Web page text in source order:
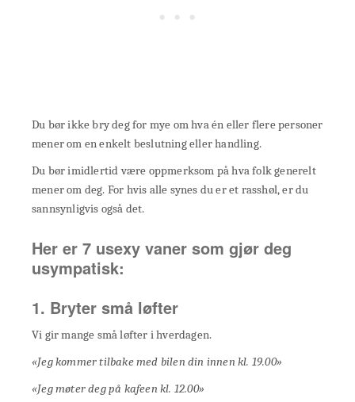
Du bør ikke bry deg for mye om hva én eller flere personer
mener om en enkelt beslutning eller handling.
Du bør imidlertid være oppmerksom på hva folk generelt
mener om deg. For hvis alle synes du er et rasshøl, er du
sannsynligvis også det.
Her er 7 usexy vaner som gjør deg
usympatisk:
1. Bryter små løfter
Vi gir mange små løfter i hverdagen.
«Jeg kommer tilbake med bilen din innen kl. 19.00»
«Jeg møter deg på kafeen kl. 12.00»